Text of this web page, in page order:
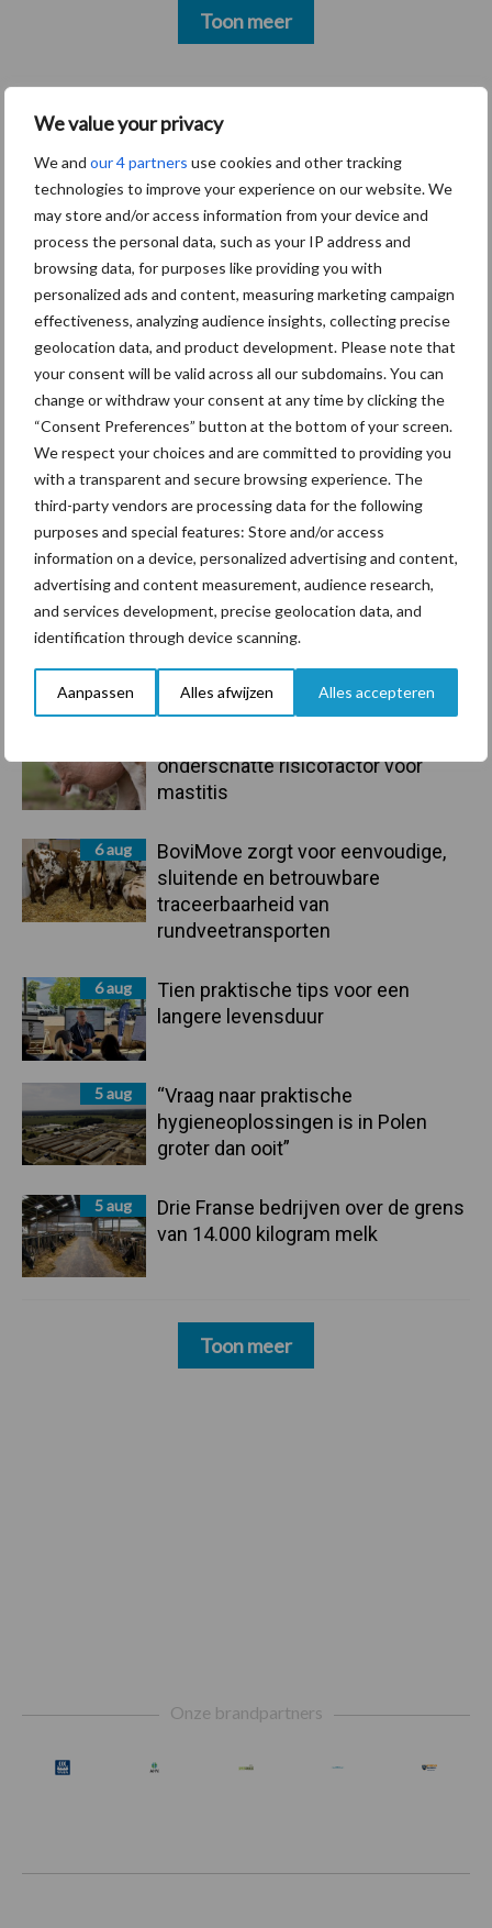
We value your privacy
We and our 4 partners use cookies and other tracking
technologies to improve your experience on our website. We
may store and/or access information from your device and
process the personal data, such as your IP address and
browsing data, for purposes like providing you with
personalized ads and content, measuring marketing campaign
effectiveness, analyzing audience insights, collecting precise
geolocation data, and product development. Please note that
your consent will be valid across all our subdomains. You can
change or withdraw your consent at any time by clicking the
“Consent Preferences” button at the bottom of your screen.
We respect your choices and are committed to providing you
with a transparent and secure browsing experience. The
third-party vendors are processing data for the following
purposes and special features: Store and/or access
information on a device, personalized advertising and content,
advertising and content measurement, audience research,
and services development, precise geolocation data, and
identification through device scanning.
Aanpassen Alles afwijzen Alles accepteren
Primaire
Sidebar
Recent nieuws Partner nieuws
onderschatte risicofactor voor
mastitis
6 aug
BoviMove zorgt voor eenvoudige,
sluitende en betrouwbare
traceerbaarheid van
rundveetransporten
6 aug
Tien praktische tips voor een
langere levensduur
5 aug
“Vraag naar praktische
hygieneoplossingen is in Polen
groter dan ooit”
5 aug
Drie Franse bedrijven over de grens
van 14.000 kilogram melk
Toon meer
Toon meer
De speenhuid: een vaak
onderschatte risicofactor
voor mastitis
BoviMove zorgt voor
eenvoudige, sluitende en
betrouwbare
traceerbaarheid van
rundveetransporten
Tien praktische tips voor
een langere levensduur
Onze brandpartners